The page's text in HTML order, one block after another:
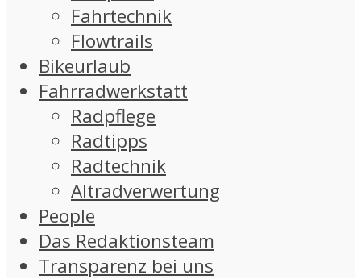
Fahrtechnik
Flowtrails
Bikeurlaub
Fahrradwerkstatt
Radpflege
Radtipps
Radtechnik
Altradverwertung
People
Das Redaktionsteam
Transparenz bei uns